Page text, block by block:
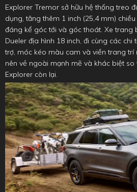
​Explorer Tremor sở hữu hệ thống treo
dụng, tăng thêm 1 inch (25,4 mm)
đáng kể góc tới và góc thoát. Xe trang
Dueler địa hình 18 inch, đi cùng các chi
trợ, móc kéo màu cam và viền trang trí
nên vẻ ngoài mạnh mẽ và khác biệt so
Explorer còn lại.